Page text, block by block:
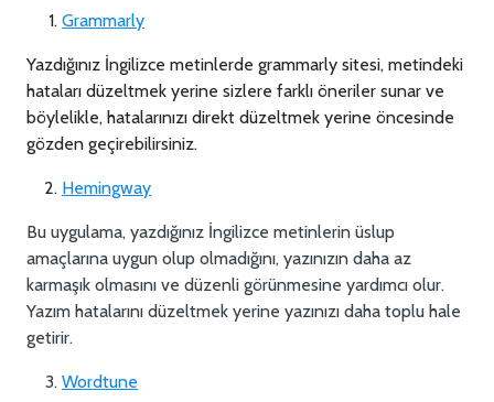
Grammarly
Yazdığınız İngilizce metinlerde grammarly sitesi, metindeki
hataları düzeltmek yerine sizlere farklı öneriler sunar ve
böylelikle, hatalarınızı direkt düzeltmek yerine öncesinde
gözden geçirebilirsiniz.
Hemingway
Bu uygulama, yazdığınız İngilizce metinlerin üslup
amaçlarına uygun olup olmadığını, yazınızın daha az
karmaşık olmasını ve düzenli görünmesine yardımcı olur.
Yazım hatalarını düzeltmek yerine yazınızı daha toplu hale
getirir.
Wordtune